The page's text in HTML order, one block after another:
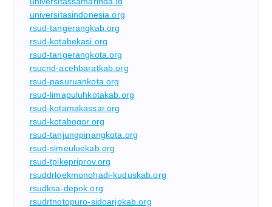
universitasindonesia.org
rsud-tangerangkab.org
rsud-kotabekasi.org
rsud-tangerangkota.org
rsucnd-acehbaratkab.org
rsud-pasuruankota.org
rsud-limapuluhkotakab.org
rsud-kotamakassar.org
rsud-kotabogor.org
rsud-tanjungpinangkota.org
rsud-simeuluekab.org
rsud-tpikepriprov.org
rsuddrloekmonohadi-kuduskab.org
rsudksa-depok.org
rsudrtnotopuro-sidoarjokab.org